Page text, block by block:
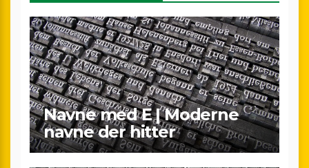
Navne med E | Moderne
navne der hitter